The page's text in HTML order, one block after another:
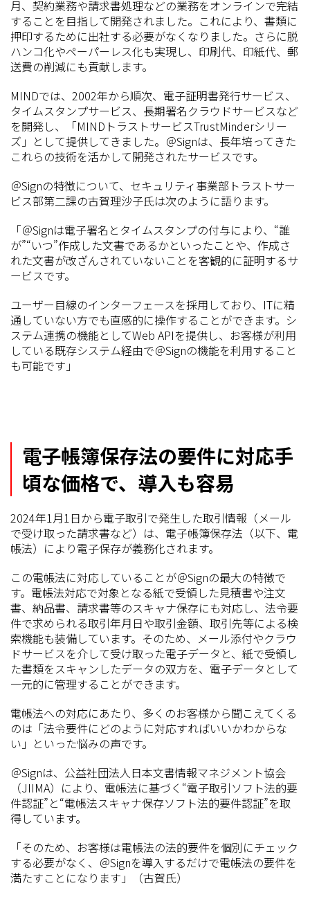
月、契約業務や請求書処理などの業務をオンラインで完結
することを目指して開発されました。これにより、書類に
押印するために出社する必要がなくなりました。さらに脱
ハンコ化やペーパーレス化も実現し、印刷代、印紙代、郵
送費の削減にも貢献します。
MINDでは、2002年から順次、電子証明書発行サービス、
タイムスタンプサービス、長期署名クラウドサービスなど
を開発し、「MINDトラストサービスTrustMinderシリー
ズ」として提供してきました。＠Signは、長年培ってきた
これらの技術を活かして開発されたサービスです。
＠Signの特徴について、セキュリティ事業部トラストサー
ビス部第二課の古賀理沙子氏は次のように語ります。
「＠Signは電子署名とタイムスタンプの付与により、“誰
が”“いつ”作成した文書であるかといったことや、作成さ
れた文書が改ざんされていないことを客観的に証明するサ
ービスです。
ユーザー目線のインターフェースを採用しており、ITに精
通していない方でも直感的に操作することができます。シ
ステム連携の機能としてWeb APIを提供し、お客様が利用
している既存システム経由で＠Signの機能を利用すること
も可能です」
電子帳簿保存法の要件に対応手
頃な価格で、導入も容易
2024年1月1日から電子取引で発生した取引情報（メール
で受け取った請求書など）は、電子帳簿保存法（以下、電
帳法）により電子保存が義務化されます。
この電帳法に対応していることが＠Signの最大の特徴で
す。電帳法対応で対象となる紙で受領した見積書や注文
書、納品書、請求書等のスキャナ保存にも対応し、法令要
件で求められる取引年月日や取引金額、取引先等による検
索機能も装備しています。そのため、メール添付やクラウ
ドサービスを介して受け取った電子データと、紙で受領し
た書類をスキャンしたデータの双方を、電子データとして
一元的に管理することができます。
電帳法への対応にあたり、多くのお客様から聞こえてくる
のは「法令要件にどのように対応すればいいかわからな
い」といった悩みの声です。
＠Signは、公益社団法人日本文書情報マネジメント協会
（JIIMA）により、電帳法に基づく“電子取引ソフト法的要
件認証”と“電帳法スキャナ保存ソフト法的要件認証”を取
得しています。
「そのため、お客様は電帳法の法的要件を個別にチェック
する必要がなく、＠Signを導入するだけで電帳法の要件を
満たすことになります」（古賀氏）